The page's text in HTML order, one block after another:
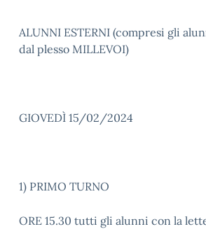
ALUNNI ESTERNI (compresi gli
dal plesso MILLEVOI)
GIOVEDÌ 15/02/2024
1) PRIMO TURNO
ORE 15.30 tutti gli alunni con la